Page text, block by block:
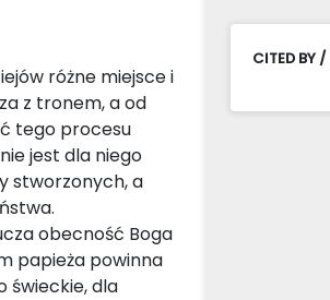
różne miejsce i
z tronem, a od
tego procesu
jest dla niego
stworzonych, a
obecność Boga
papieża powinna
świeckie, dla
CITED BY /